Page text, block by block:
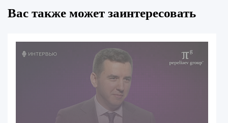
Вас также может заинтересовать